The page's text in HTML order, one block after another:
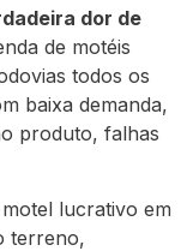
dor de
de motéis
todos os
baixa demanda,
produto, falhas
lucrativo em
terreno,